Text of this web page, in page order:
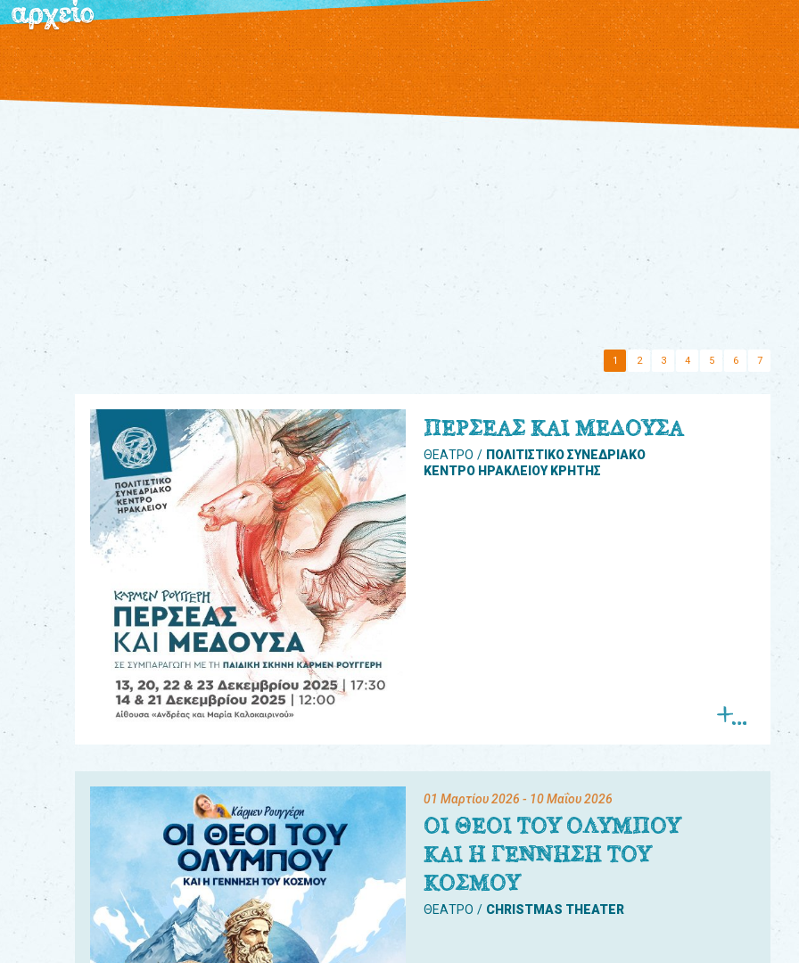
αρχείο
1 2 3 4 5 6 7
ΠΕΡΣΕΑΣ ΚΑΙ ΜΕΔΟΥΣΑ
ΘΕΑΤΡΟ
ΠΟΛΙΤΙΣΤΙΚΟ ΣΥΝΕΔΡΙΑΚΟ
ΚΕΝΤΡΟ ΗΡΑΚΛΕΙΟΥ ΚΡΗΤΗΣ
01 Μαρτίου 2026 - 10 Μαΐου 2026
ΟΙ ΘΕΟΙ ΤΟΥ ΟΛΥΜΠΟΥ
ΚΑΙ Η ΓΕΝΝΗΣΗ ΤΟΥ
ΚΟΣΜΟΥ
ΘΕΑΤΡΟ CHRISTMAS THEATER